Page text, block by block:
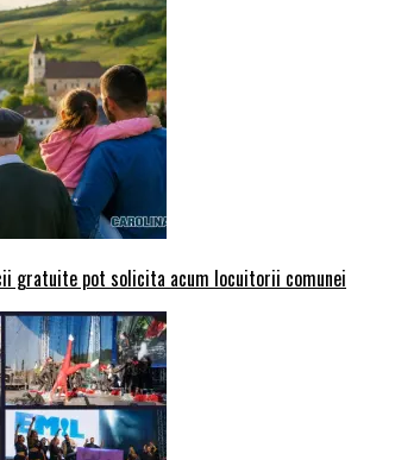
gratuite pot solicita acum locuitorii comunei